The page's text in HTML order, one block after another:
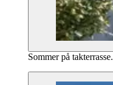
Sommer på takterrasse.